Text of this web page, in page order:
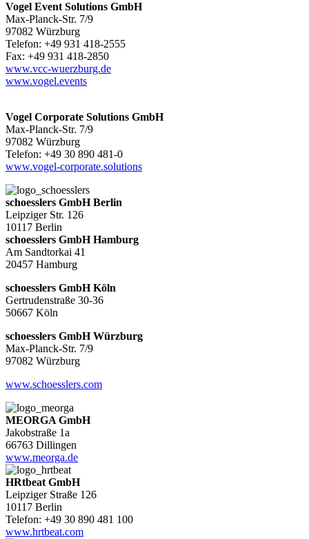
Vogel Event Solutions GmbH
Max-Planck-Str. 7/9
97082 Würzburg
Telefon: +49 931 418-2555
Fax: +49 931 418-2850
www.vcc-wuerzburg.de
www.vogel.events
Vogel Corporate Solutions GmbH
Max-Planck-Str. 7/9
97082 Würzburg
Telefon: +49 30 890 481-0
www.vogel-corporate.solutions
schoesslers GmbH Berlin
Leipziger Str. 126
10117 Berlin
schoesslers GmbH Hamburg
Am Sandtorkai 41
20457 Hamburg
schoesslers GmbH Köln
Gertrudenstraße 30-36
50667 Köln
schoesslers GmbH Würzburg
Max-Planck-Str. 7/9
97082 Würzburg
www.schoesslers.com
MEORGA GmbH
Jakobstraße 1a
66763 Dillingen
www.meorga.de
HRtbeat GmbH
Leipziger Straße 126
10117 Berlin
Telefon: +49 30 890 481 100
www.hrtbeat.com